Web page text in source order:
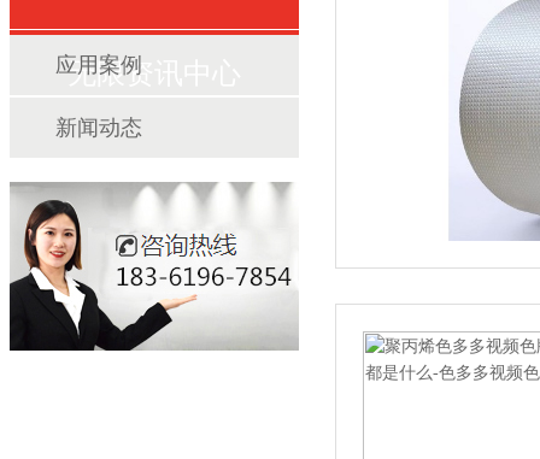
无限资讯中心
应用案例
新闻动态